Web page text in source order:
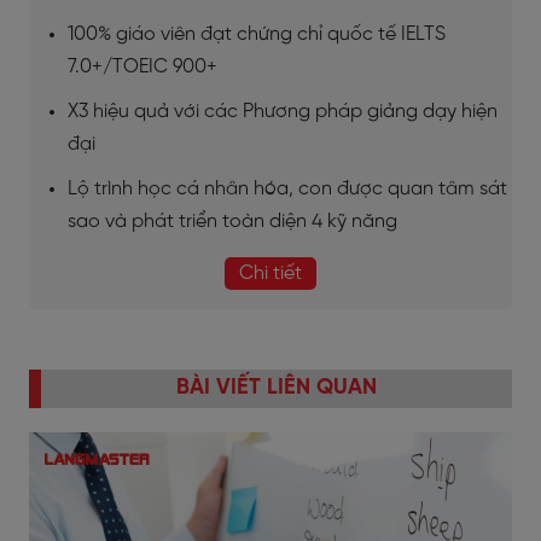
100% giáo viên đạt chứng chỉ quốc tế IELTS
7.0+/TOEIC 900+
X3 hiệu quả với các Phương pháp giảng dạy hiện
đại
Lộ trình học cá nhân hóa, con được quan tâm sát
sao và phát triển toàn diện 4 kỹ năng
Chi tiết
BÀI VIẾT LIÊN QUAN